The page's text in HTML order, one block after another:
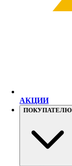
АКЦИИ
ПОКУПАТЕЛЮ